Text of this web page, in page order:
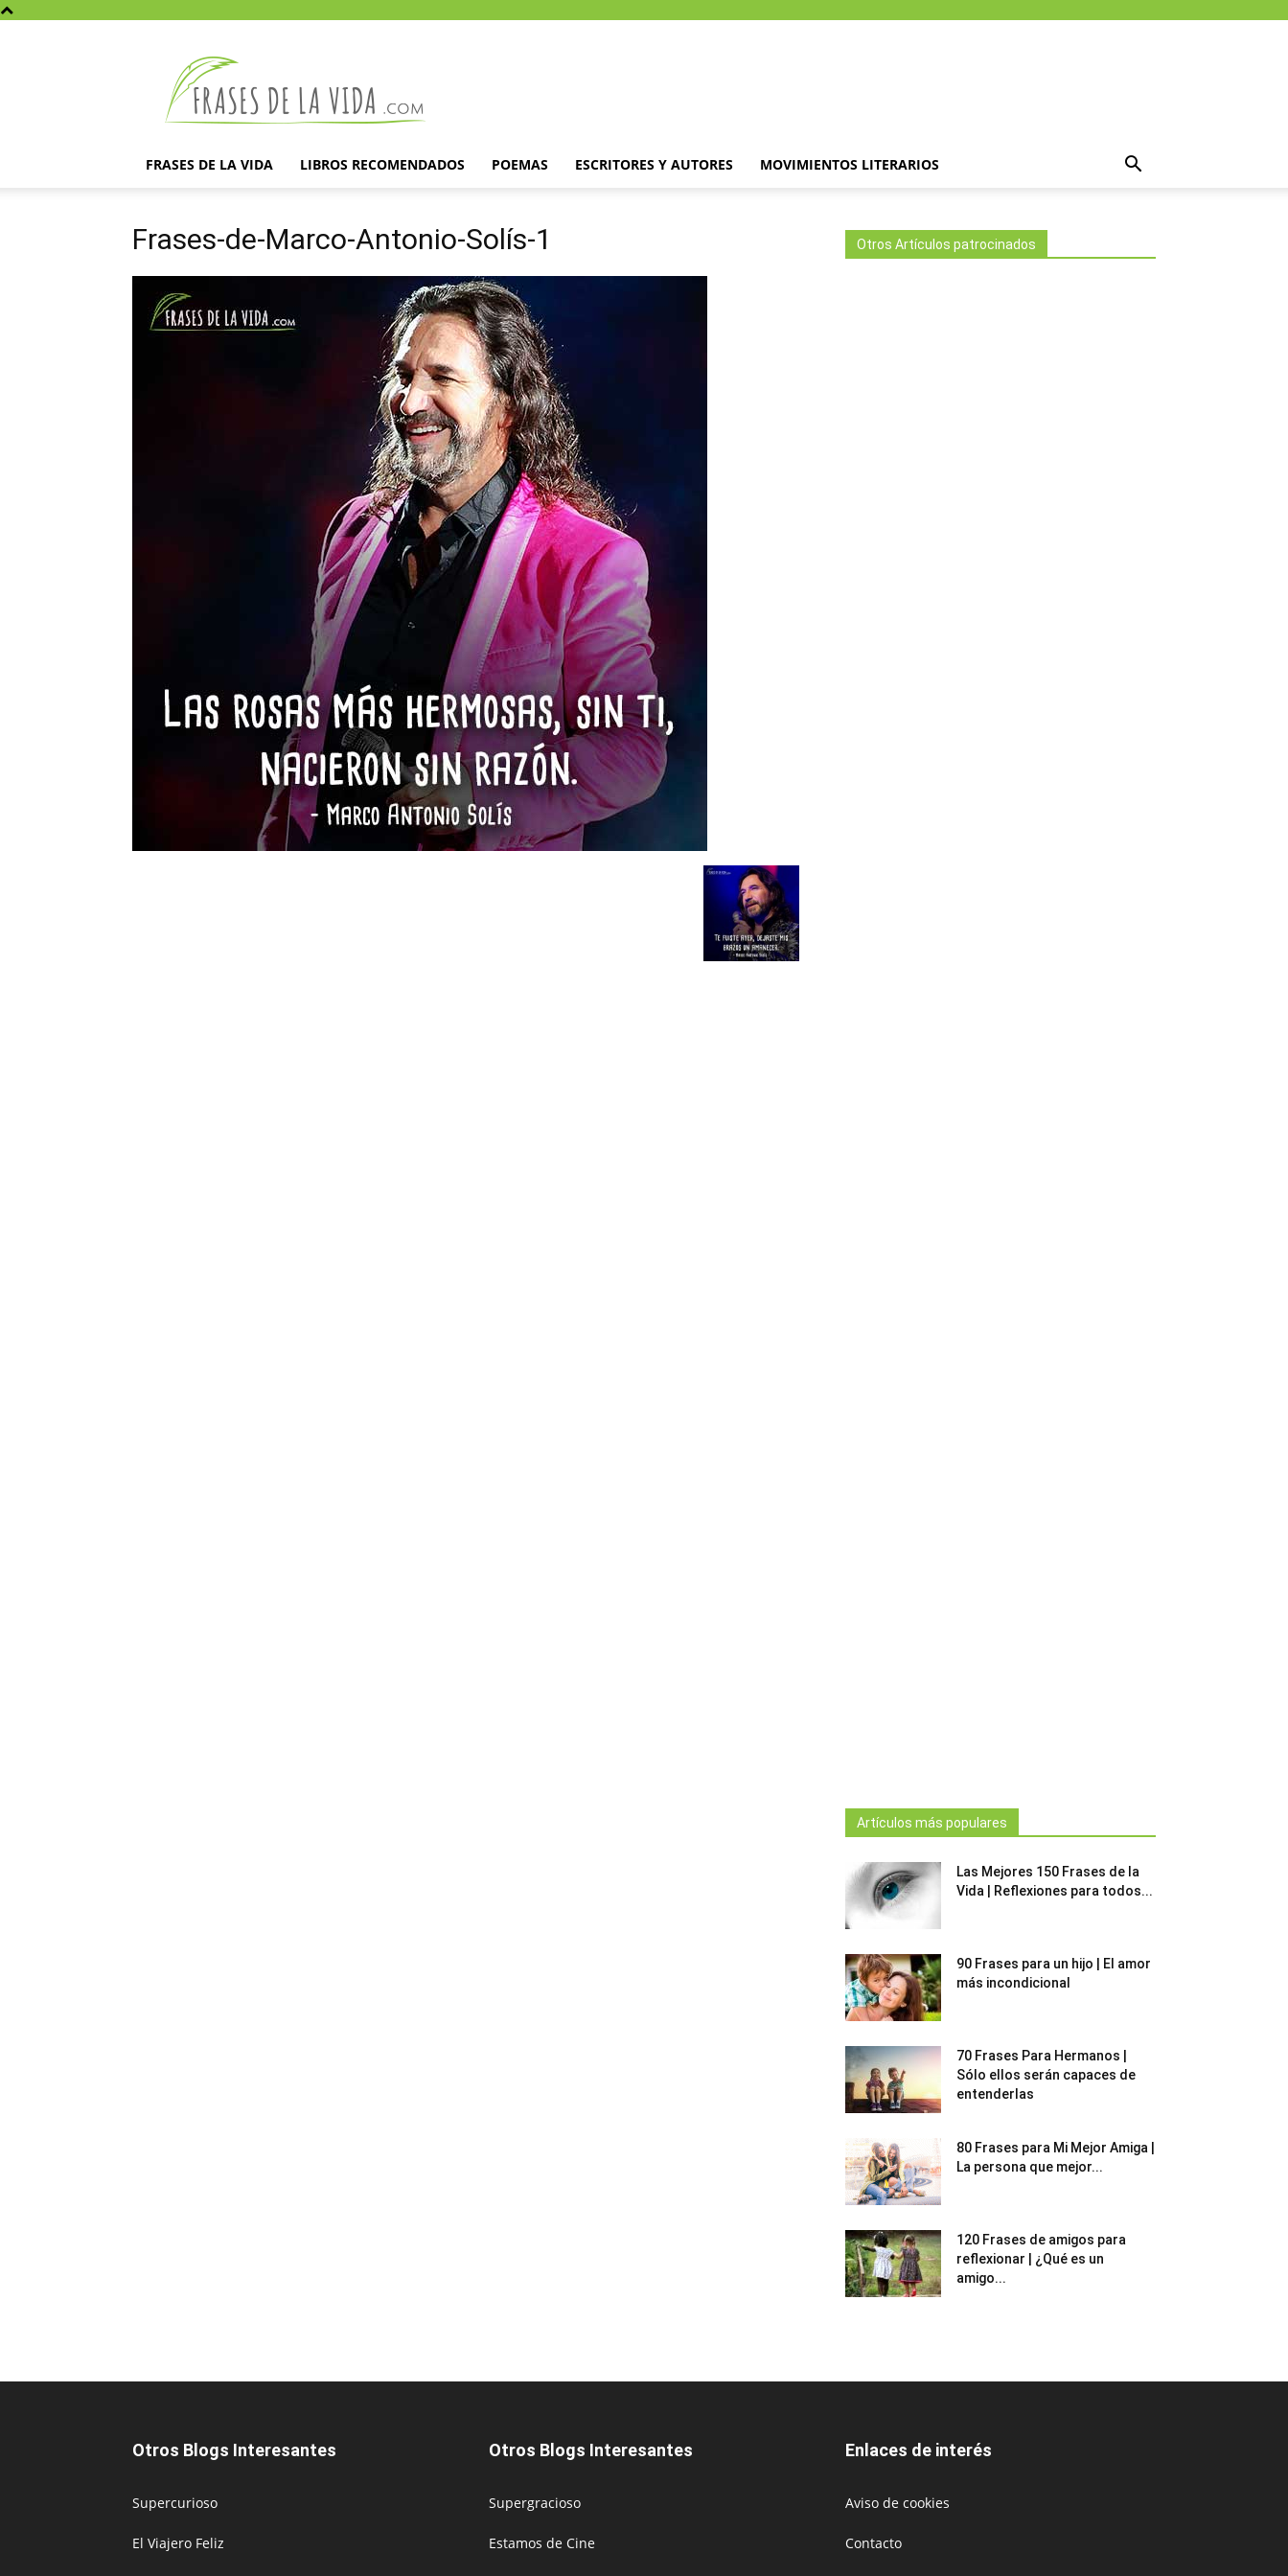
la
vida
FRASES DE LA VIDA LIBROS RECOMENDADOS POEMAS ESCRITORES Y AUTORES MOVIMIENTOS LITERARIOS
Frases-de-Marco-Antonio-Solís-1 Otros Artículos patrocinados
Artículos más populares
Las Mejores 150 Frases de la
Vida | Reflexiones para todos...
90 Frases para un hijo | El amor
más incondicional
70 Frases Para Hermanos |
Sólo ellos serán capaces de
entenderlas
80 Frases para Mi Mejor Amiga |
La persona que mejor...
120 Frases de amigos para
reflexionar | ¿Qué es un
amigo...
Otros Blogs Interesantes
Supercurioso
El Viajero Feliz
Otros Blogs Interesantes
Supergracioso
Estamos de Cine
Enlaces de interés
Aviso de cookies
Contacto